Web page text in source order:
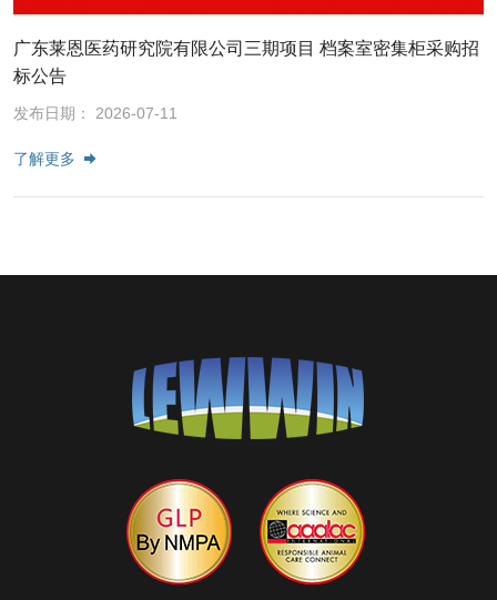
广东莱恩医药研究院有限公司三期项目 档案室密集柜采购招
标公告
发布日期： 2026-07-11
了解更多